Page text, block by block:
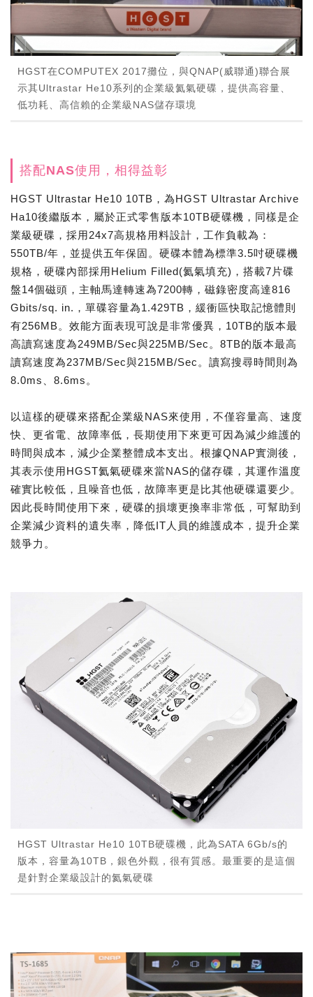
HGST在COMPUTEX 2017攤位，與QNAP(威聯通)聯合展
示其Ultrastar He10系列的企業級氦氣硬碟，提供高容量、
低功耗、高信賴的企業級NAS儲存環境
搭配NAS使用，相得益彰
HGST Ultrastar He10 10TB，為HGST Ultrastar Archive
Ha10後繼版本，屬於正式零售版本10TB硬碟機，同樣是企
業級硬碟，採用24x7高規格用料設計，工作負載為：
550TB/年，並提供五年保固。硬碟本體為標準3.5吋硬碟機
規格，硬碟內部採用Helium Filled(氦氣填充)，搭載7片碟
盤14個磁頭，主軸馬達轉速為7200轉，磁錄密度高達816
Gbits/sq. in.，單碟容量為1.429TB，緩衝區快取記憶體則
有256MB。效能方面表現可說是非常優異，10TB的版本最
高讀寫速度為249MB/Sec與225MB/Sec。8TB的版本最高
讀寫速度為237MB/Sec與215MB/Sec。讀寫搜尋時間則為
8.0ms、8.6ms。
以這樣的硬碟來搭配企業級NAS來使用，不僅容量高、速度
快、更省電、故障率低，長期使用下來更可因為減少維護的
時間與成本，減少企業整體成本支出。根據QNAP實測後，
其表示使用HGST氦氣硬碟來當NAS的儲存碟，其運作溫度
確實比較低，且噪音也低，故障率更是比其他硬碟還要少。
因此長時間使用下來，硬碟的損壞更換率非常低，可幫助到
企業減少資料的遺失率，降低IT人員的維護成本，提升企業
競爭力。
HGST Ultrastar He10 10TB硬碟機，此為SATA 6Gb/s的
版本，容量為10TB，銀色外觀，很有質感。最重要的是這個
是針對企業級設計的氦氣硬碟